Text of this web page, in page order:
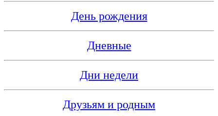
День рождения
Дневные
Дни недели
Друзьям и родным